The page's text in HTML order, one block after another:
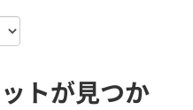
トが見つか